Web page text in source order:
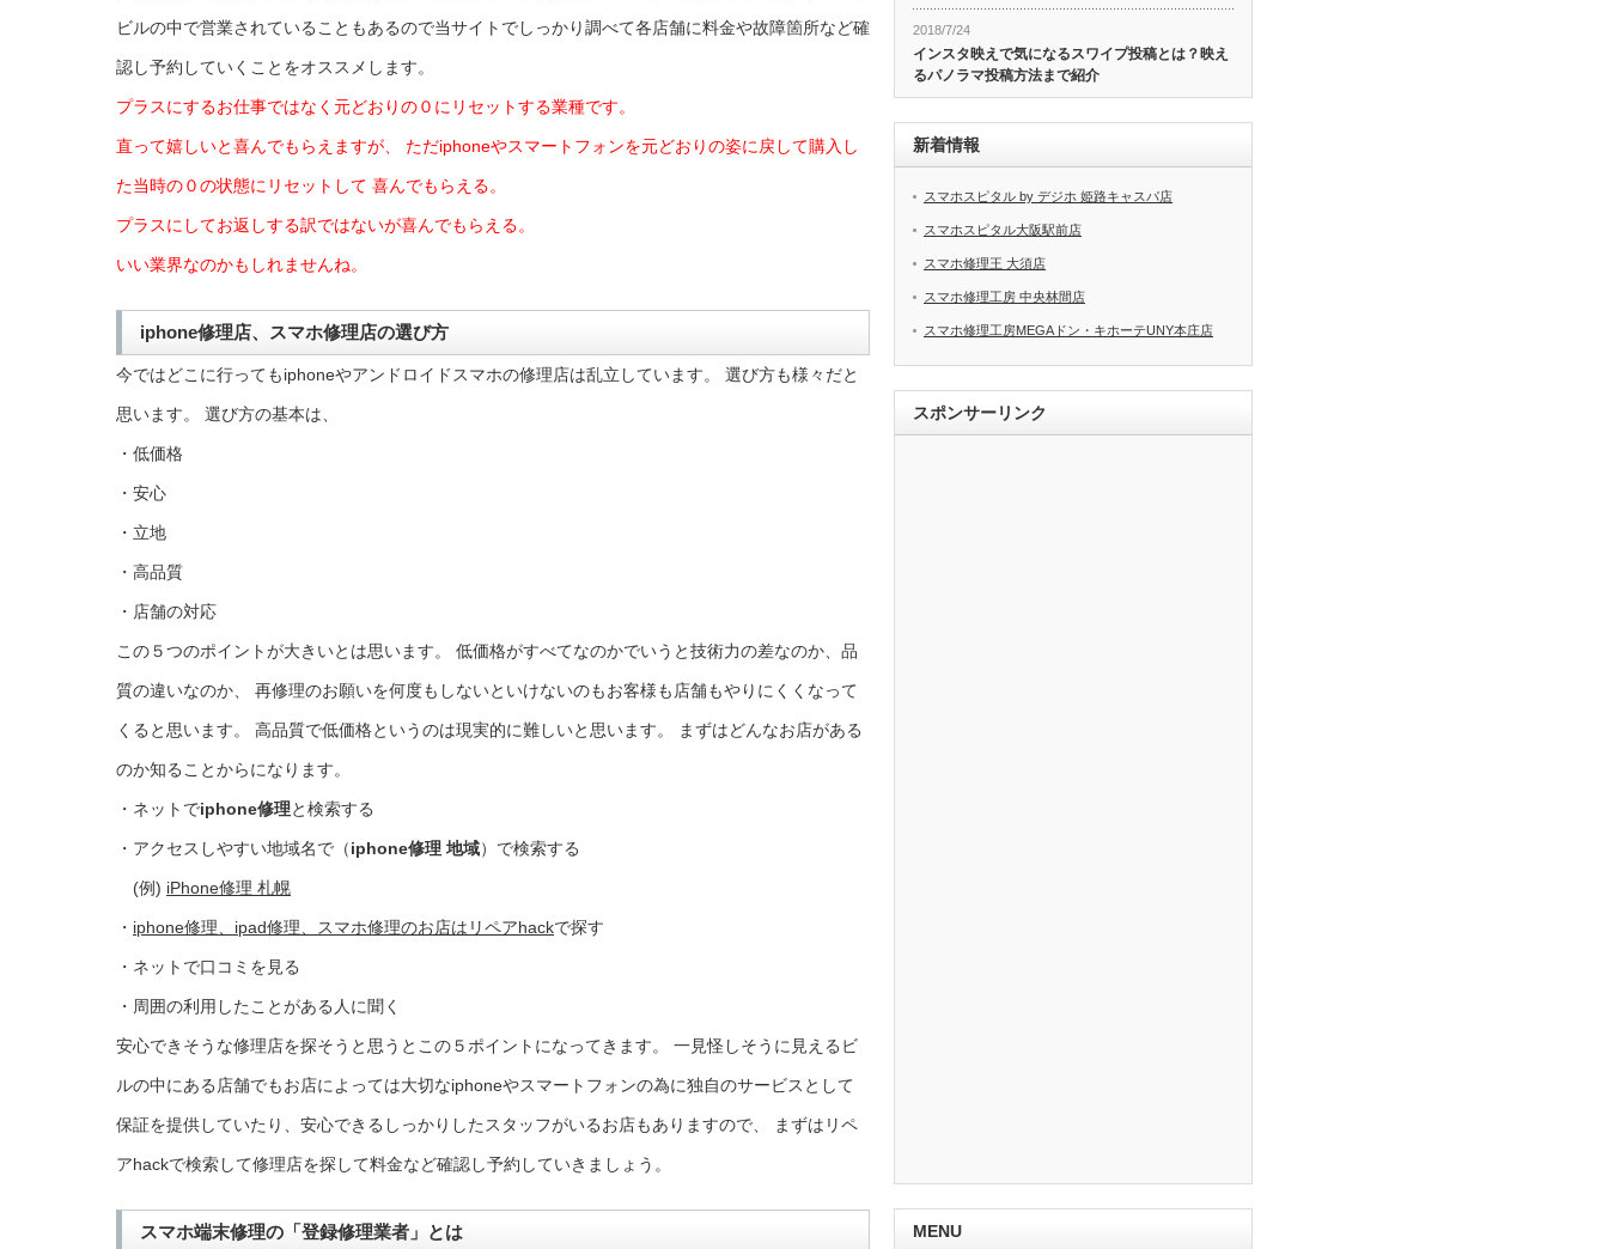
ビルの中で営業されていることもあるので当サイトでしっかり調べて各店舗に料金や故障箇所など確
認し予約していくことをオススメします。
プラスにするお仕事ではなく元どおりの０にリセットする業種です。
直って嬉しいと喜んでもらえますが、 ただiphoneやスマートフォンを元どおりの姿に戻して購入し
た当時の０の状態にリセットして 喜んでもらえる。
プラスにしてお返しする訳ではないが喜んでもらえる。
いい業界なのかもしれませんね。
iphone修理店、スマホ修理店の選び方
今ではどこに行ってもiphoneやアンドロイドスマホの修理店は乱立しています。 選び方も様々だと
思います。 選び方の基本は、
・低価格
・安心
・立地
・高品質
・店舗の対応
この５つのポイントが大きいとは思います。 低価格がすべてなのかでいうと技術力の差なのか、品
質の違いなのか、 再修理のお願いを何度もしないといけないのもお客様も店舗もやりにくくなって
くると思います。 高品質で低価格というのは現実的に難しいと思います。 まずはどんなお店がある
のか知ることからになります。
・ネットでiphone修理と検索する
・アクセスしやすい地域名で（iphone修理 地域）で検索する
(例) iPhone修理 札幌
・ iphone修理、ipad修理、スマホ修理のお店はリペアhackで探す
・ネットで口コミを見る
・周囲の利用したことがある人に聞く
安心できそうな修理店を探そうと思うとこの５ポイントになってきます。 一見怪しそうに見えるビ
ルの中にある店舗でもお店によっては大切なiphoneやスマートフォンの為に独自のサービスとして
保証を提供していたり、安心できるしっかりしたスタッフがいるお店もありますので、 まずはリペ
アhackで検索して修理店を探して料金など確認し予約していきましょう。
スマホ端末修理の「登録修理業者」とは
2018/7/24
インスタ映えで気になるスワイプ投稿とは？映え
るパノラマ投稿方法まで紹介
新着情報
スマホスピタル by デジホ 姫路キャスパ店
スマホスピタル大阪駅前店
スマホ修理王 大須店
スマホ修理工房 中央林間店
スマホ修理工房MEGAドン・キホーテUNY本庄店
スポンサーリンク
MENU